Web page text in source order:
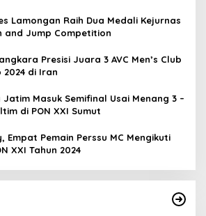
Lamongan Raih Dua Medali Kejurnas
and Jump Competition
Presisi Juara 3 AVC Men’s Club
2024 di Iran
Masuk Semifinal Usai Menang 3 –
di PON XXI Sumut
Empat Pemain Perssu MC Mengikuti
XXI Tahun 2024